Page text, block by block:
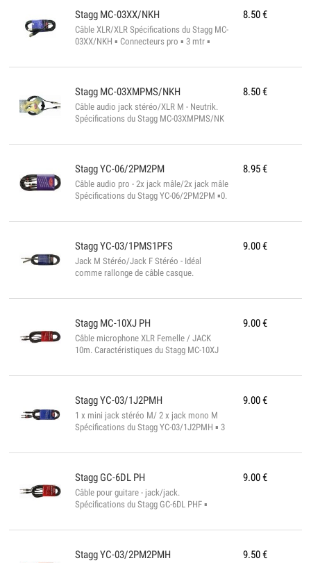
8.50€
Stagg MC-03XX/NKH
Câble XLR/XLR Spécifications du Stagg MC-
03XX/NKH ▪ Connecteurs pro ▪ 3 mtr ▪
8.50€
Stagg MC-03XMPMS/NKH
Câble audio jack stéréo/XLR M - Neutrik.
Spécifications du Stagg MC-03XMPMS/NK
Longueur : 3 m ▪ Diamètre : 6 mm ▪
8.95€
StaggYC-06/2PM2PM
Câble audio pro - 2x jack mâle/2x jack mâle
Spécifications du Stagg YC-06/2PM2PM ▪0.
ROHS...
9.00€
StaggYC-03/1PMS1PFS
Jack M Stéréo/Jack F Stéréo - Idéal
comme rallonge de câble casque.
Connecteurs solides ▪ 1 mtr ▪ Conforme à
9.00€
Stagg MC-10XJ PH
Câble microphone XLR Femelle / JACK
10m. Caractéristiques du Stagg MC-10XJ
Couleur : noir ▪ conforme à la norme
9.00€
StaggYC-03/1J2PMH
1 x mini jack stéréo M/ 2 x jack mono M
Spécifications du Stagg YC-03/1J2PMH ▪ 3
9.00€
Stagg GC-6DL PH
Câble pour guitare - jack/jack.
Spécifications du Stagg GC-6DL PHF ▪
Diamètre : 6.35 mm ▪ Conforme à la norme
9.50€
StaggYC-03/2PM2PMH